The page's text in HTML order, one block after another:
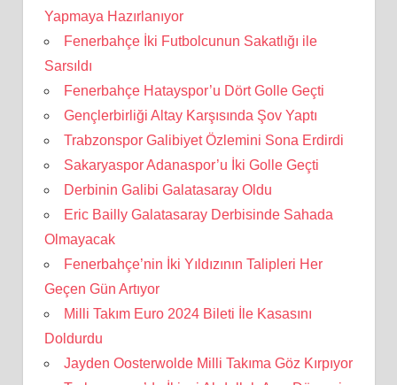
Yapmaya Hazırlanıyor
Fenerbahçe İki Futbolcunun Sakatlığı ile
Sarsıldı
Fenerbahçe Hatayspor’u Dört Golle Geçti
Gençlerbirliği Altay Karşısında Şov Yaptı
Trabzonspor Galibiyet Özlemini Sona Erdirdi
Sakaryaspor Adanaspor’u İki Golle Geçti
Derbinin Galibi Galatasaray Oldu
Eric Bailly Galatasaray Derbisinde Sahada
Olmayacak
Fenerbahçe’nin İki Yıldızının Talipleri Her
Geçen Gün Artıyor
Milli Takım Euro 2024 Bileti İle Kasasını
Doldurdu
Jayden Oosterwolde Milli Takıma Göz Kırpıyor